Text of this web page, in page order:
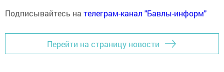
Подписывайтесь на телеграм-канал "Бавлы-информ"
Перейти на страницу новости